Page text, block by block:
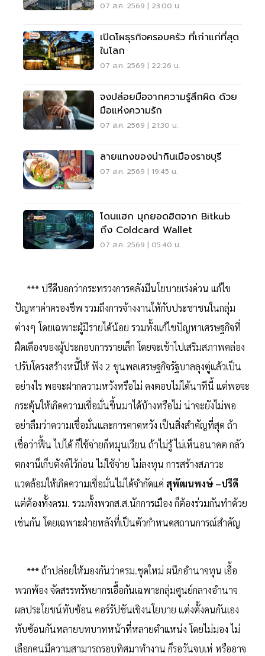
07 ส.ค. 2569 | 23:00 น.
เปิดโผธุรกิจครอบครัว ที่เก่าแก่ที่สุด
ในโลก
07 ส.ค. 2569 | 22:26 น.
จงปล่อยมือจากความรู้สึกผิด ด้วย
มือแห่งความรัก
07 ส.ค. 2569 | 21:30 น.
ลายแทงของน่ากินเมืองราชบุรี
07 ส.ค. 2569 | 19:45 น.
โดนแฮก มุกยอดฮิตจาก Bitkub
ถึง Coldcard Wallet
07 ส.ค. 2569 | 05:40 น.
*** ปรีดีบอกว่ากระทรวงการคลังมีนโยบายเร่งด่วน แก้ไข
ปัญหาค่าครองชีพ รวมถึงการจ้างงานให้กับประชาชนในกลุ่ม
ต่างๆ โดยเฉพาะผู้มีรายได้น้อย รวมทั้งแก้ไขปัญหาเศรษฐกิจที่
ฝืดเคืองของผู้ประกอบการรายเล็ก โดยจะเข้าไปเสริมสภาพคล่อง
ปรับโครงสร้างหนี้ให้ ฟัง 2 ขุนพลเศรษฐกิจรัฐบาลลุงตู่แล้วเป็น
อย่างไร พอจะฝากความหวังหรือไม่ คงตอบไม่ได้นาทีนี้ แต่พอจะ
กระตุ้นให้เกิดความเชื่อมั่นขึ้นมาได้บ้างหรือไม่ น่าจะยังไม่พอ
อย่าลืมว่าความเชื่อมั่นและการคาดหวัง เป็นสิ่งสำคัญที่สุด ถ้า
เชื่อว่าฟื้น ไปได้ ก็ใช้จ่ายก็หมุนเวียน ถ้าไม่รู้ ไม่เห็นอนาคต กลัว
ตกงาน็เก็บตังค์ไว้ก่อน ไม่ใช้จ่าย ไม่ลงทุน การสร้างสภาวะ
แวดล้อมให้เกิดความเชื่อมั่นไม่ได้จำกัดแค่ สุพัฒนพงษ์ –ปรีดี
แต่ต้องทั้งครม. รวมทั้งพวกส.ส.นักการเมือง ก็ต้องร่วมกันทำด้วย
เช่นกัน โดยเฉพาะฝ่ายหลังที่เป็นตัวกำหนดสถานการณ์สำคัญ
*** ถ้าปล่อยให้มองกันว่าครม.ชุดใหม่ ผนึกอำนาจทุน เอื้อ
พวกพ้อง จัดสรรทรัพยากรเอื้อกันเฉพาะกลุ่มศูนย์กลางอำนาจ
ผลประโยชน์ทับซ้อน คอร์รัปชันเชิงนโยบาย แต่งตั้งคนกันเอง
ทับซ้อนกันหลายบทบาทหน้าที่หลายตำแหน่ง โดยไม่มอง ไม่
เลือกคนมีความสามารถรอบทิศมาทำงาน ก็รอวันจบเห่ หรืออาจ